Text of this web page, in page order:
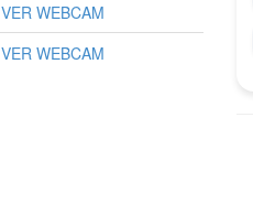
VER WEBCAM
VER WEBCAM